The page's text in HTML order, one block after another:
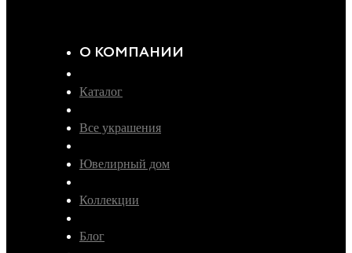
О КОМПАНИИ
Каталог
Все украшения
Ювелирный дом
Коллекции
Блог